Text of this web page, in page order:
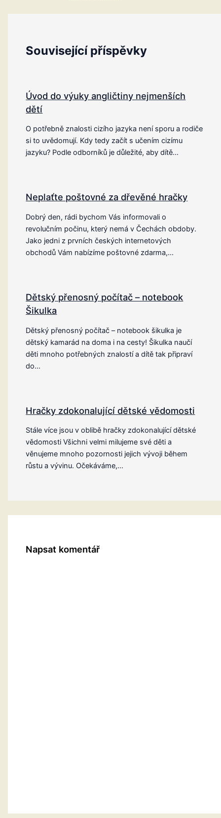
Související příspěvky
Úvod do výuky angličtiny nejmenších
dětí
O potřebně znalosti cizího jazyka není sporu a rodiče
si to uvědomují. Kdy tedy začít s učením cizímu
jazyku? Podle odborníků je důležité, aby dítě…
Neplaťte poštovné za dřevěné hračky
Dobrý den, rádi bychom Vás informovali o
revolučním počinu, který nemá v Čechách obdoby.
Jako jedni z prvních českých internetových
obchodů Vám nabízíme poštovné zdarma,…
Dětský přenosný počítač – notebook
Šikulka
Dětský přenosný počítač – notebook šikulka je
dětský kamarád na doma i na cesty! Šikulka naučí
děti mnoho potřebných znalostí a dítě tak připraví
do…
Hračky zdokonalující dětské vědomosti
Stále více jsou v oblibě hračky zdokonalující dětské
vědomosti Všichni velmi milujeme své děti a
věnujeme mnoho pozornosti jejich vývoji během
růstu a vývinu. Očekáváme,…
Napsat komentář